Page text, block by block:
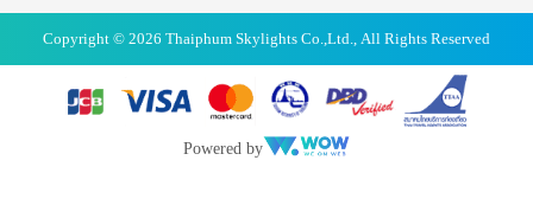
Copyright © 2026 Thaiphum Skylights Co.,Ltd., All Rights Reserved
Powered by